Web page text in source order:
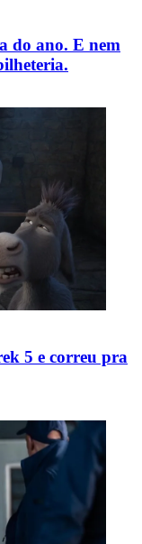
do ano. E nem
5 e correu pra